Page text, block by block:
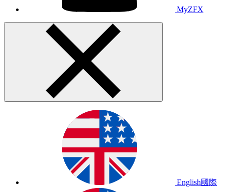
MyZFX
English國際